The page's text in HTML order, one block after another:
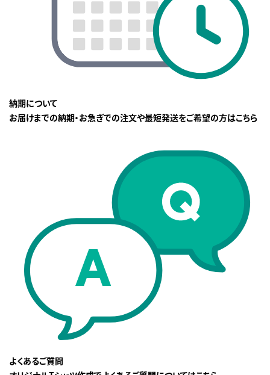
納期について
お届けまでの納期・お急ぎでの注文や最短発送をご希望の方はこちら
よくあるご質問